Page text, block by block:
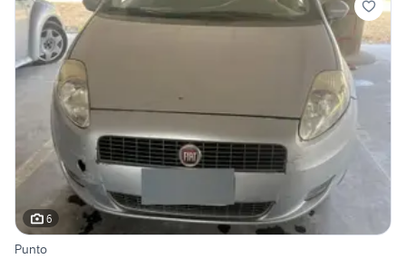
6
Punto